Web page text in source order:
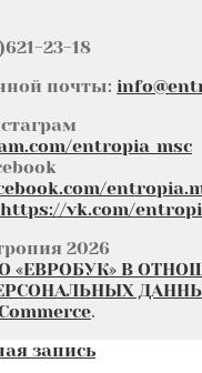
23-18
почты:
entropia_msc
https://vk.com/
2026
«ЕВРОБУК» В
.
запись